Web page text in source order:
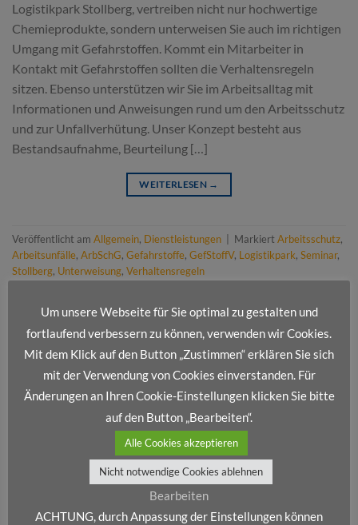
Logistikpark Stollberg, vertreiben nicht nur hochwertige
Chemieprodukte, sondern unterweisen Sie auch im richtigen
Umgang mit Gefahrstoffen. Kommt ein Mitarbeiter in
Kontakt mit Gefahrstoffen sollten die Verhaltensregeln
sitzen. Ebenso unterstützen wir Sie im Arbeitsalltag mit
Informationen und Anweisungen rund um den Arbeitsschutz
und zur Unfallverhütung. Unser Konzept besteht aus
Bestandsaufnahme, Beurteilung […]
WEITERLESEN →
Veröffentlicht am Allgemein, Dienstleistungen MarkiertArbeitsschutz,
Arbeitsunfälle, ArbSchG, Gefahrstoffe, GefStoffV, Logistikpark, Seminar,
Stollberg, Unterweisung, Verhaltensregeln
NEUESTE BEITRÄGE
Frohe Weihnachten und ein erfolgreiches neues Jahr!
Wir stellen vor: Dienstleistungsportfolio IV
Wir stellen vor: Dienstleistungsportfolio III
Um unsere Webseite für Sie optimal zu gestalten und
fortlaufend verbessern zu können, verwenden wir Cookies.
Mit dem Klick auf den Button „Zustimmen“ erklären Sie sich
mit der Verwendung von Cookies einverstanden. Für
Änderungen an Ihren Cookie-Einstellungen klicken Sie bitte
auf den Button „Bearbeiten“.
Alle Cookies akzeptieren
Nicht notwendige Cookies ablehnen
Bearbeiten
ACHTUNG, durch Anpassung der Einstellungen können